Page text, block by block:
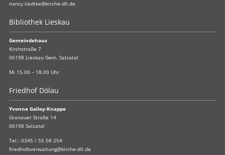
nancy.liedtke@kirche-dll.de
Bibliothek Lieskau
Gemeindehaus
Kirchstraße 7
06198 Lieskau Gem. Salzatal
Mi 15.00 – 18.00 Uhr
Friedhof Dölau
Yvonne Galley-Knappe
Granauer Straße 14
06198 Salzatal
Tel.: 0345 / 55 08 254
friedhofsverwaltung@kirche-dll.de